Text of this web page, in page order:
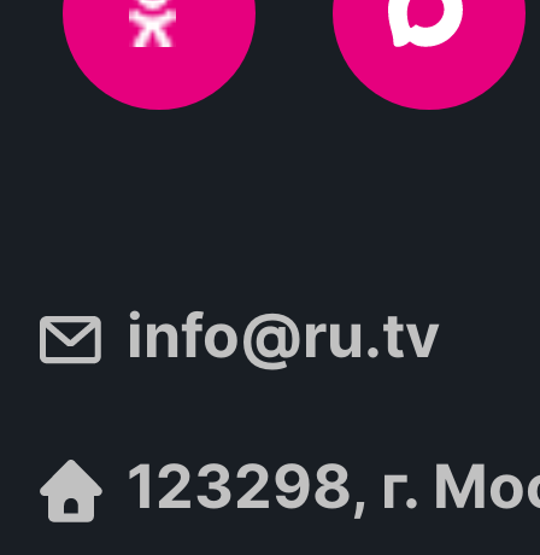
info@ru.tv
123298, г.